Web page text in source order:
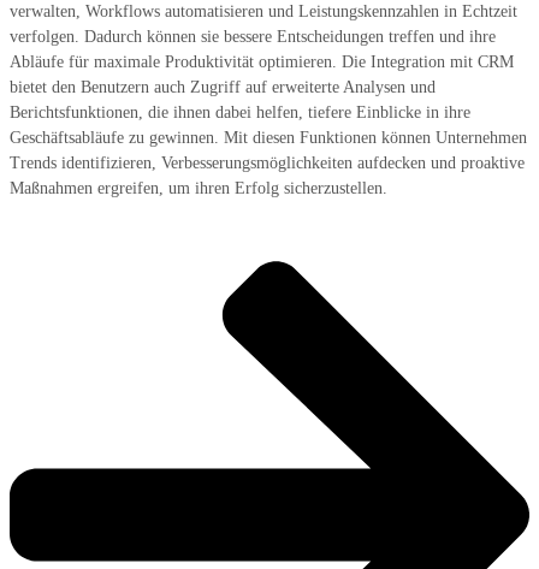
verwalten, Workflows automatisieren und Leistungskennzahlen in Echtzeit
verfolgen. Dadurch können sie bessere Entscheidungen treffen und ihre
Abläufe für maximale Produktivität optimieren. Die Integration mit CRM
bietet den Benutzern auch Zugriff auf erweiterte Analysen und
Berichtsfunktionen, die ihnen dabei helfen, tiefere Einblicke in ihre
Geschäftsabläufe zu gewinnen. Mit diesen Funktionen können Unternehmen
Trends identifizieren, Verbesserungsmöglichkeiten aufdecken und proaktive
Maßnahmen ergreifen, um ihren Erfolg sicherzustellen.